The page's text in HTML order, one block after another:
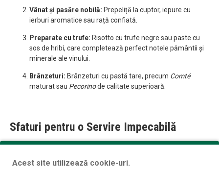
Vânat și pasăre nobilă: Prepeliță la cuptor, iepure cu
ierburi aromatice sau rață confiată.
Preparate cu trufe: Risotto cu trufe negre sau paste cu
sos de hribi, care completează perfect notele pământii și
minerale ale vinului.
Brânzeturi: Brânzeturi cu pastă tare, precum Comté
maturat sau Pecorinode calitate superioară.
Sfaturi pentru o Servire Impecabilă
Aerare:Decantarea timp de 60 – 90 de minute
Acest site utilizează cookie-uri.